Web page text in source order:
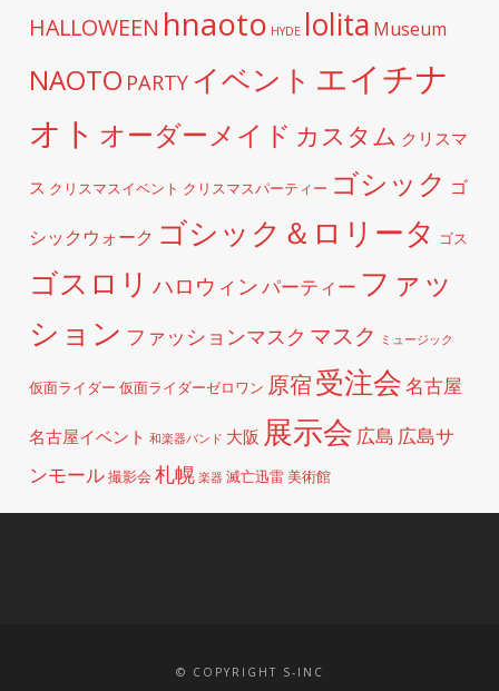
HALLOWEEN hnaoto HYDE lolita Museum
NAOTO PARTY イベント エイチナ
オト オーダーメイド カスタム クリスマ
ス クリスマスイベント クリスマスパーティー ゴシック ゴ
シックウォーク ゴシック＆ロリータ ゴス
ゴスロリ ハロウィンパーティー ファッ
ション ファッションマスク マスク ミュージック
仮面ライダー 仮面ライダーゼロワン 原宿受注会名古屋
名古屋イベント 和楽器バンド 大阪 展示会 広島 広島サ
ンモール撮影会 札幌 楽器 滅亡迅雷美術館
© COPYRIGHT S-INC